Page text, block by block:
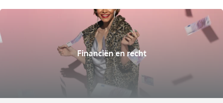
Financiën en recht